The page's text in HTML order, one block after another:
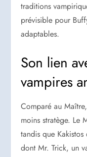
traditions
prévisible pour
adaptables.
Son lien
vampires
Comparé au
moins stratège. Le
tandis que
dont Mr. Trick, un